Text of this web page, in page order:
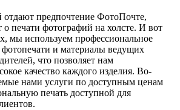
предпочтение ФотоПочте,
о печати фотографий на холсте. И вот
мы используем профессиональное
фотопечати и материалы ведущих
что позволяет нам
качество каждого изделия. Во-
нами услуги по доступным ценам
печать доступной для